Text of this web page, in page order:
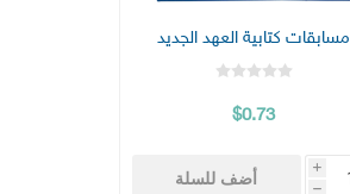
مسابقات كتابية العهد الجديد
$0.73
i
h
أضف للسلة